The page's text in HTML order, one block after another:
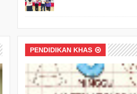
PENDIDIKAN KHAS